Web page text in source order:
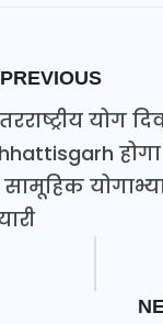
PREVIOUS
योग